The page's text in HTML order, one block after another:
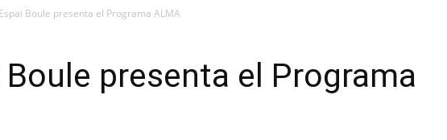
Boule presenta el Programa ALMA
Boule presenta el Programa